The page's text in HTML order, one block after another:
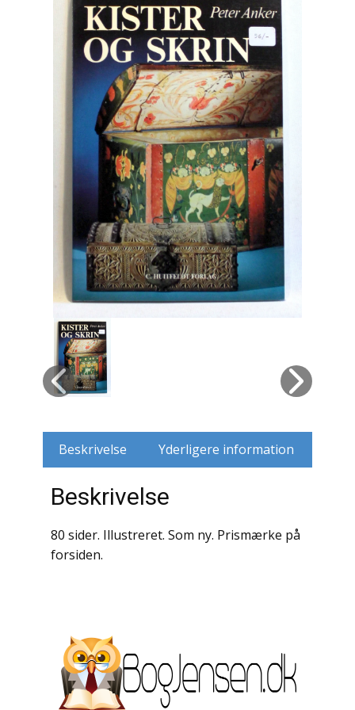
Engelsk
Erhverv
Europa
Fantasy / Sciencefiction
Filosofi
Håndarbejde
Håndværk
Historie
Hus / Have
Husdyr
Jernbaner
Kirkehistorie / Religion
Krige / Slag
Landbrug / Skovbrug
Litteraturhistorie
Beskrivelse Yderligere information
Beskrivelse
80 sider. Illustreret. Som ny. Prismærke på
forsiden.